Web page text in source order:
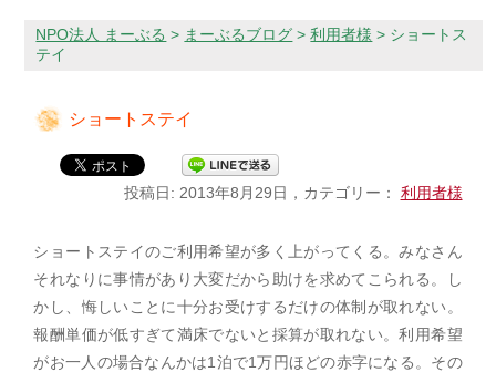
NPO法人 まーぶる > まーぶるブログ >利用者様 > ショートス
テイ
ショートステイ
投稿日: 2013年8月29日，カテゴリー： 利用者様
ショートステイのご利用希望が多く上がってくる。みなさん
それなりに事情があり大変だから助けを求めてこられる。し
かし、悔しいことに十分お受けするだけの体制が取れない。
報酬単価が低すぎて満床でないと採算が取れない。利用希望
がお一人の場合なんかは1泊で1万円ほどの赤字になる。その